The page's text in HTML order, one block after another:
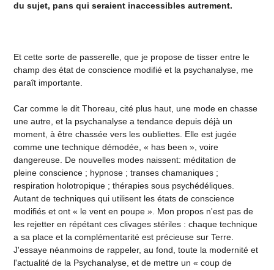
du sujet, pans qui seraient inaccessibles autrement.
Et cette sorte de passerelle, que je propose de tisser entre le
champ des état de conscience modifié et la psychanalyse, me
paraît importante.
Car comme le dit Thoreau, cité plus haut, une mode en chasse
une autre, et la psychanalyse a tendance depuis déjà un
moment, à être chassée vers les oubliettes. Elle est jugée
comme une technique démodée, « has been », voire
dangereuse. De nouvelles modes naissent: méditation de
pleine conscience ; hypnose ; transes chamaniques ;
respiration holotropique ; thérapies sous psychédéliques.
Autant de techniques qui utilisent les états de conscience
modifiés et ont « le vent en poupe ». Mon propos n'est pas de
les rejetter en répétant ces clivages stériles : chaque technique
a sa place et la complémentarité est précieuse sur Terre.
J'essaye néanmoins de rappeler, au fond, toute la modernité et
l'actualité de la Psychanalyse, et de mettre un « coup de